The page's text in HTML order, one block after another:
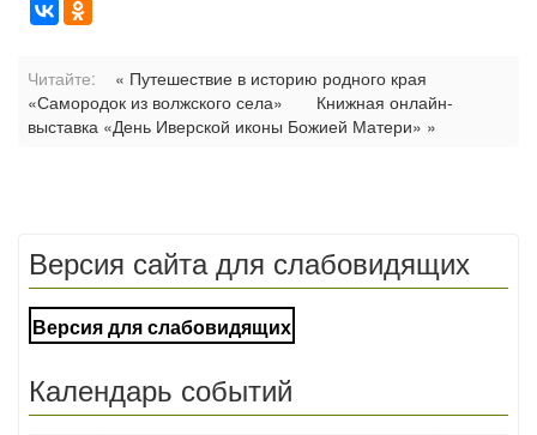
Читайте:
« Путешествие в историю родного края
«Самородок из волжского села»
Книжная онлайн-
выставка «День Иверской иконы Божией Матери» »
Версия сайта для слабовидящих
Версия для слабовидящих
Календарь событий